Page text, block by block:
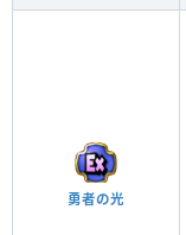
勇者の光